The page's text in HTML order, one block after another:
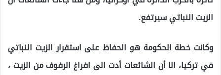
الزيت النباتي سيرتفع.
وكانت خطة الحكومة هو الحفاظ على استقرار الزيت النباتي
في تركيا، الا أن الشائعات أدت الى افراغ الرفوف من الزيت ،